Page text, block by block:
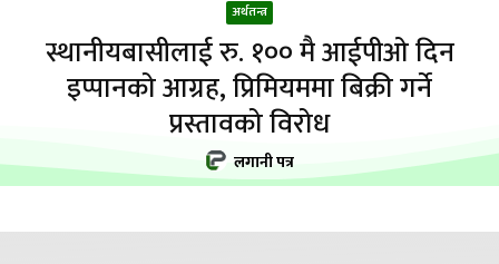
अर्थतन्त्र
स्थानीयबासीलाई रु. १०० मै आईपीओ दिन
इप्पानको आग्रह, प्रिमियममा बिक्री गर्ने
प्रस्तावको विरोध
लगानी पत्र